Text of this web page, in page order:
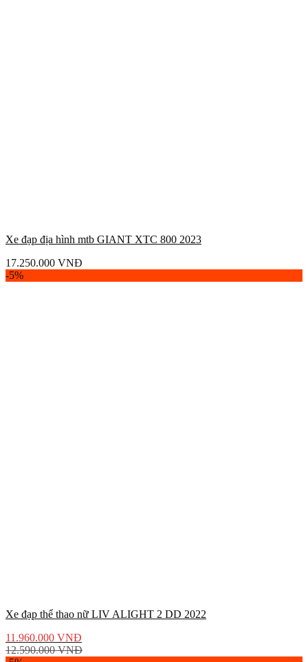
Xe đạp địa hình mtb GIANT XTC 800 2023
17.250.000 VNĐ
-5%
Xe đạp thể thao nữ LIV ALIGHT 2 DD 2022
11.960.000 VNĐ
12.590.000VNĐ